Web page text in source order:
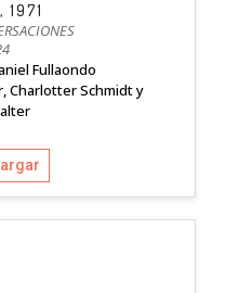
1971
Fullaondo
Charlotter Schmidt y